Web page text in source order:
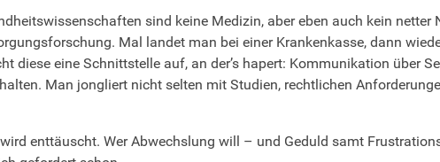
sind keine Medizin, aber eben auch kein
Mal landet man bei einer Krankenkasse, dann
diese eine Schnittstelle auf, an der’s hapert: Kommunikation über
Man jongliert nicht selten mit Studien, rechtlichen
enttäuscht. Wer Abwechslung will – und Geduld samt